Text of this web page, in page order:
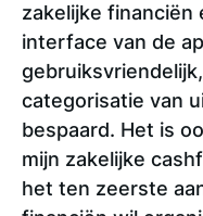
zakelijke financiën
interface van de
categorisatie van
bespaard. Het is
mijn zakelijke
het ten zeerste